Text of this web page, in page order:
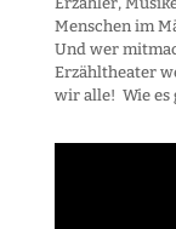
Menschen im
Und wer
Erzähltheater
wir alle! Wie es